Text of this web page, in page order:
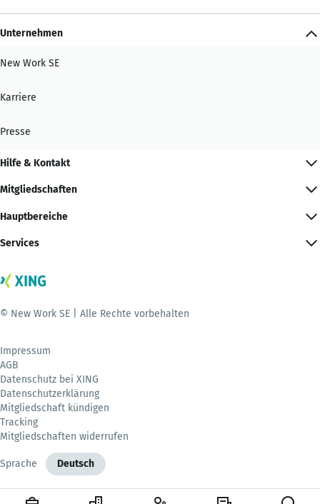
Unternehmen
New Work SE
Karriere
Presse
Hilfe & Kontakt
Mitgliedschaften
Hauptbereiche
Services
© New Work SE | Alle Rechte vorbehalten
Impressum
AGB
Datenschutz bei XING
Datenschutzerklärung
Mitgliedschaft kündigen
Tracking
Mitgliedschaften widerrufen
Sprache Deutsch